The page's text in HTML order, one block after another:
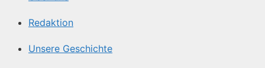
Redaktion
Unsere Geschichte